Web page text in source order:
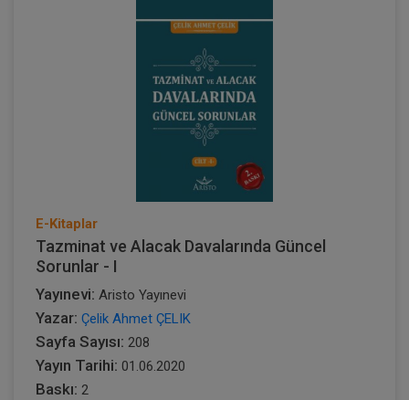
E-Kitaplar
Tazminat ve Alacak Davalarında Güncel
Sorunlar - I
Yayınevi: Aristo Yayınevi
Yazar: Çelik Ahmet ÇELIK
Sayfa Sayısı: 208
Yayın Tarihi: 01.06.2020
Baskı: 2